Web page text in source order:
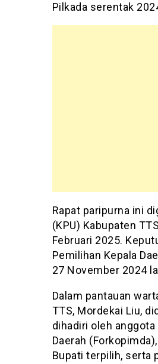
Pilkada serentak
Rapat paripurna ini
(KPU) Kabupaten
Februari 2025.
Pemilihan Kepala
27 November 2024
Dalam pantauan
TTS, Mordekai Liu,
dihadiri oleh anggota
Daerah
Bupati terpilih, serta